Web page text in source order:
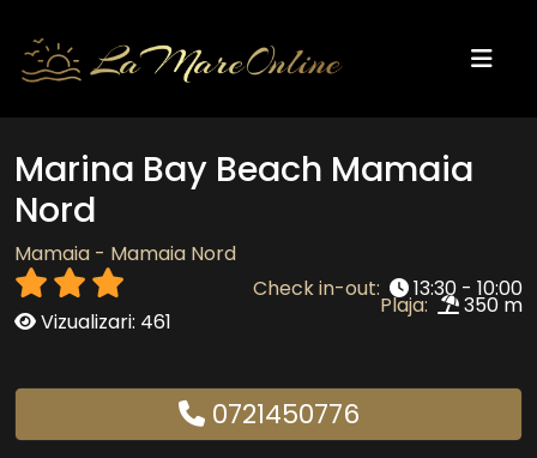
Marina Bay Beach Mamaia
Nord
Mamaia - Mamaia Nord
Vizualizari: 461
Plaja: 350 m
Check in-out: 13:30 - 10:00
0721450776